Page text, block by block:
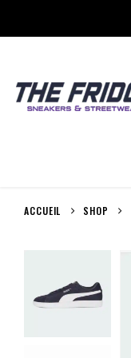
ACCUEIL SHOP